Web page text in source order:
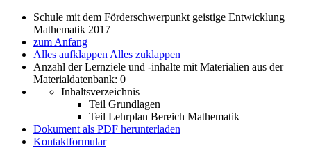
Schule mit dem Förderschwerpunkt geistige Entwicklung
Mathematik 2017
zum Anfang
Alles aufklappen Alles zuklappen
Anzahl der Lernziele und -inhalte mit Materialien aus der
Materialdatenbank: 0
Inhaltsverzeichnis
Teil Grundlagen
Teil Lehrplan Bereich Mathematik
Dokument als PDF herunterladen
Kontaktformular